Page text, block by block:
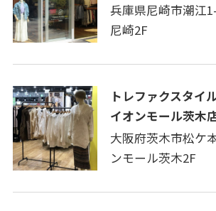
兵庫県尼崎市潮江
尼崎2F
トレファクスタイ
イオンモール茨木
大阪府茨木市松ケ
ンモール茨木2F